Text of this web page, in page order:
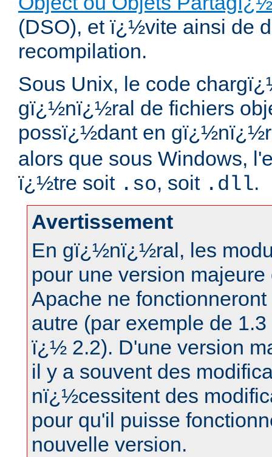
(DSO), et ï¿½vite ainsi de
recompilation.
Sous Unix, le code
gï¿½nï¿½ral de fichiers
possï¿½dant en
alors que sous Windows,
ï¿½tre soit .so, soit .dll.
Avertissement
En gï¿½nï¿½ral, les
pour une version
Apache ne
autre (par exemple de
ï¿½ 2.2). D'une version
il y a souvent des
nï¿½cessitent des
pour qu'il puisse
nouvelle version.